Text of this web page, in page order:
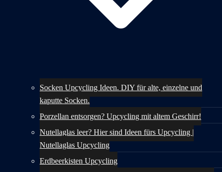
Socken Upcycling Ideen. DIY für alte, einzelne und
kaputte Socken.
Porzellan entsorgen? Upcycling mit altem Geschirr!
Nutellaglas leer? Hier sind Ideen fürs Upcycling |
Nutellaglas Upcycling
Erdbeerkisten Upcycling